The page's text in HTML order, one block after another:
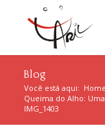
Blog
Você está aqui: Home
Queima do Alho:
IMG_1403